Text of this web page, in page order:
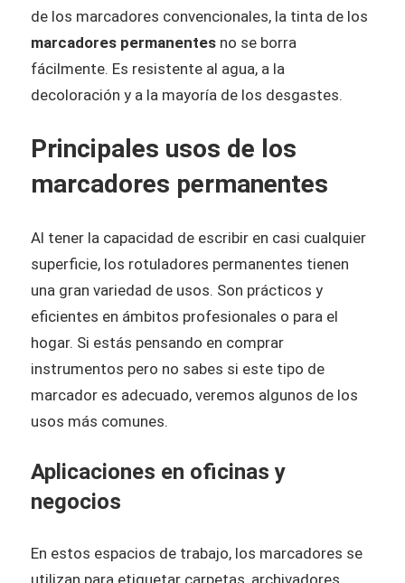
de los marcadores convencionales, la tinta de los
marcadores permanentes no se borra
fácilmente. Es resistente al agua, a la
decoloración y a la mayoría de los desgastes.
Principales usos de los
marcadores permanentes
Al tener la capacidad de escribir en casi cualquier
superficie, los rotuladores permanentes tienen
una gran variedad de usos. Son prácticos y
eficientes en ámbitos profesionales o para el
hogar. Si estás pensando en comprar
instrumentos pero no sabes si este tipo de
marcador es adecuado, veremos algunos de los
usos más comunes.
Aplicaciones en oficinas y
negocios
En estos espacios de trabajo, los marcadores se
utilizan para etiquetar carpetas, archivadores,